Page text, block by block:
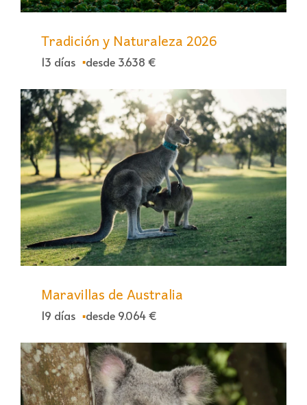
Tradición y Naturaleza 2026
13 días desde 3.638 €
Maravillas de Australia
19 días desde 9.064 €